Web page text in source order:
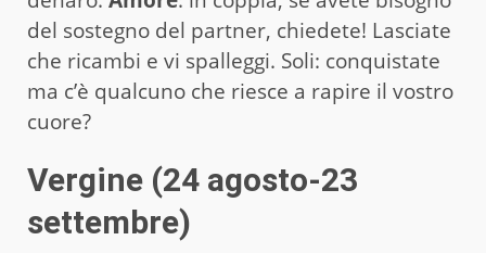
del sostegno del partner, chiedete! Lasciate
che ricambi e vi spalleggi. Soli: conquistate
ma c’è qualcuno che riesce a rapire il vostro
cuore?
Vergine (24 agosto-23
settembre)